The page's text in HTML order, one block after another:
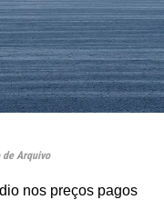
Arquivo
nos preços pagos